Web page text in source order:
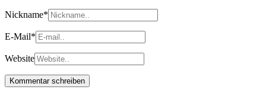
Nickname*
E-Mail*
Website